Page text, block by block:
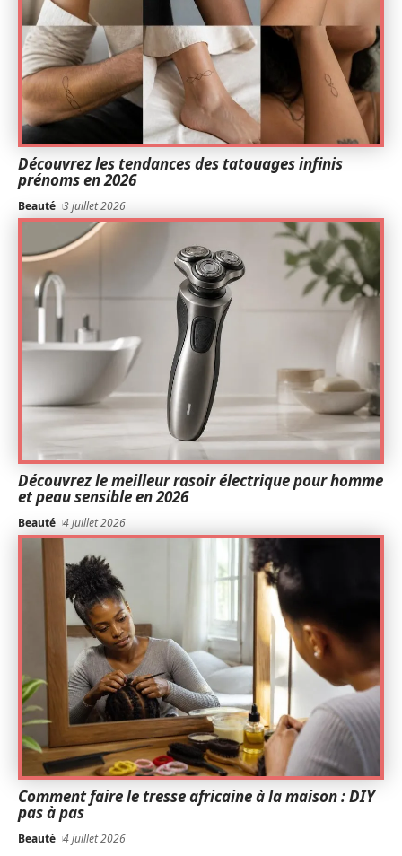
Découvrez les tendances des tatouages infinis
prénoms en 2026
Beauté 3 juillet 2026
Découvrez le meilleur rasoir électrique pour homme
et peau sensible en 2026
Beauté 4 juillet 2026
Comment faire le tresse africaine à la maison : DIY
pas à pas
Beauté 4 juillet 2026